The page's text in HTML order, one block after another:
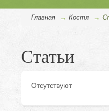
Главная → Костя →
Статьи
Отсутствуют